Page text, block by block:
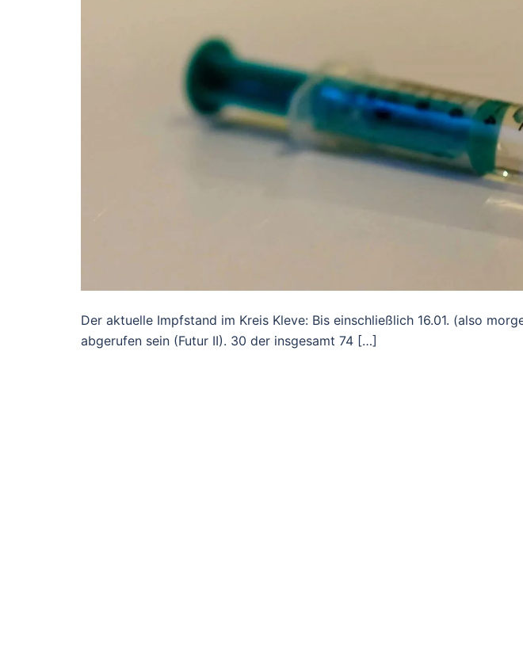
Der aktuelle Impfstand im Kreis Kleve: Bis einschließlich 16.01. (also
abgerufen sein (Futur II). 30 der insgesamt 74 […]